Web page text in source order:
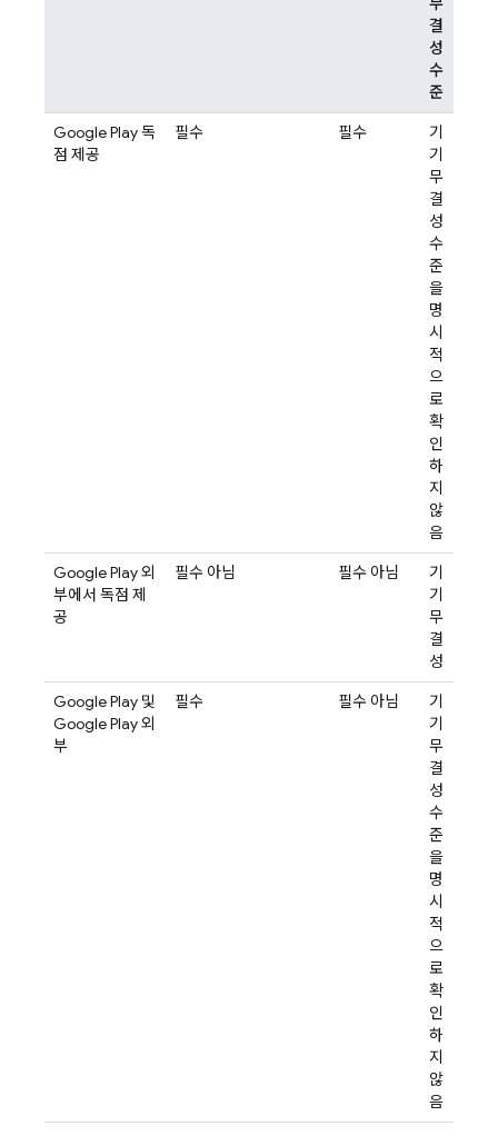
결
성
수
준
Google Play 독
점 제공
필수 필수
기
기
무
결
성
수
준
을
명
시
적
으
로
확
인
하
지
않
음
Google Play 외
부에서 독점 제
공
필수 아님 필수 아님
기
기
무
결
성
Google Play 및
Google Play 외
부
필수 필수 아님
기
기
무
결
성
수
준
을
명
시
적
으
로
확
인
하
지
않
음